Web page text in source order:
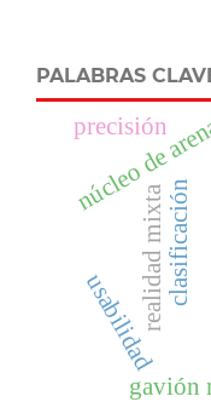
PALABRAS
realidad mixta
usabilidad
gavión
núcleo de
clasificación
precisión